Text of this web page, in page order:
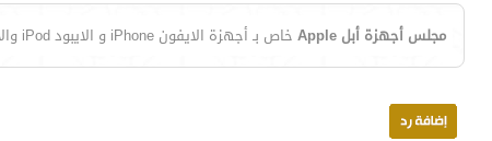
مجلس أجهزة أبل Apple خاص بـ أجهزة الايفون iPhone و الايبود iPod والايباد iPad